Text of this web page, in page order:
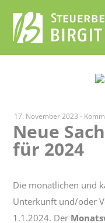
17. November 2023 -
Neue
für 2024
Die monatlichen und
Unterkunft und/oder
1.1.2024. Der